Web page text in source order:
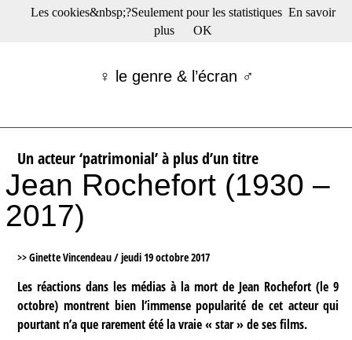
☰ Menu
Films récents
Tribunes
Bloc-notes
Archives
Actu : "La Nouvelle Vague"
S’abonner à la Lettre !
♀ le genre & l’écran ♂
Un acteur ‘patrimonial’ à plus d’un titre
Jean Rochefort (1930 –
2017)
>> Ginette Vincendeau /jeudi 19 octobre 2017
Les réactions dans les médias à la mort de Jean Rochefort (le 9
octobre) montrent bien l’immense popularité de cet acteur qui
pourtant n’a que rarement été la vraie « star » de ses films.
Les cookies&nbsp;?Seulement pour les statistiques En savoir
plus
OK